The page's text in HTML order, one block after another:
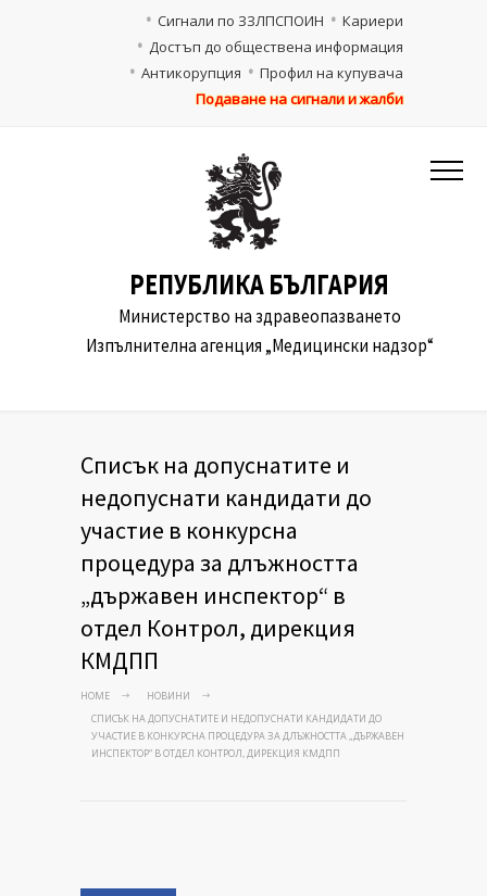
Кариери
Сигнали по ЗЗЛПСПОИН
Достъп до обществена информация
Профил на купувача
Антикорупция
Подаване на сигнали и жалби
РЕПУБЛИКА БЪЛГАРИЯ
Министерство на здравеопазването
Изпълнителна агенция „Медицински надзор“
Списък на допуснатите и
недопуснати кандидати до
участие в конкурсна
процедура за длъжността
„държавен инспектор“ в
отдел Контрол, дирекция
КМДПП
HOME
НОВИНИ
СПИСЪК НА ДОПУСНАТИТЕ И НЕДОПУСНАТИ КАНДИДАТИ ДО
УЧАСТИЕ В КОНКУРСНА ПРОЦЕДУРА ЗА ДЛЪЖНОСТТА „ДЪРЖАВЕН
ИНСПЕКТОР“ В ОТДЕЛ КОНТРОЛ, ДИРЕКЦИЯ КМДПП